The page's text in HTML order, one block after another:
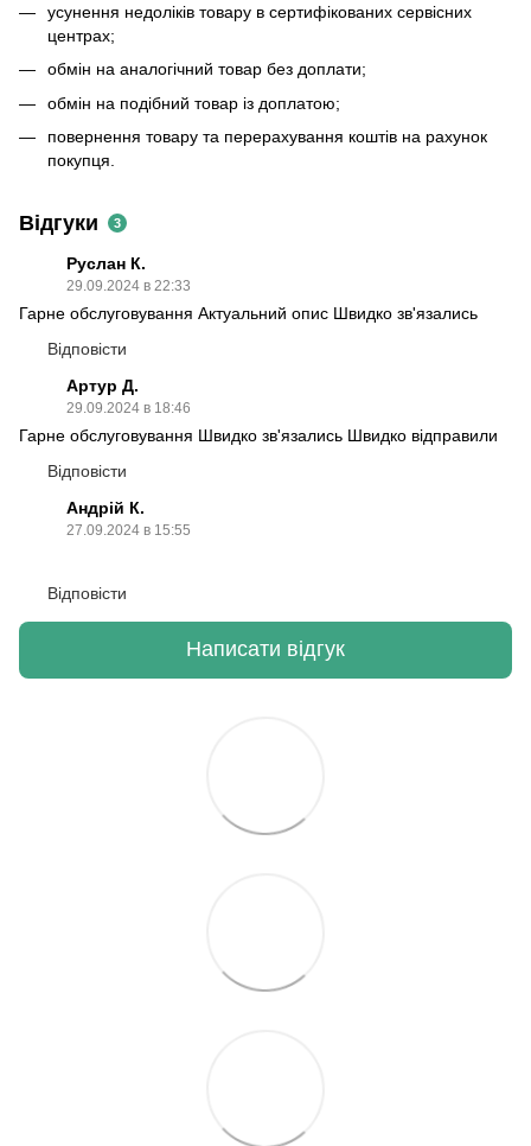
усунення недоліків товару в сертифікованих сервісних
центрах;
обмін на аналогічний товар без доплати;
обмін на подібний товар із доплатою;
повернення товару та перерахування коштів на рахунок
покупця.
Відгуки 3
Руслан К.
29.09.2024 в 22:33
Гарне обслуговування Актуальний опис Швидко зв'язались
Відповісти
Артур Д.
29.09.2024 в 18:46
Гарне обслуговування Швидко зв'язались Швидко відправили
Відповісти
Андрій К.
27.09.2024 в 15:55
Відповісти
Написати відгук